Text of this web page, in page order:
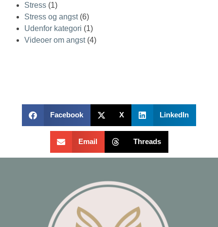
Stress (1)
Stress og angst(6)
Udenfor kategori (1)
Videoer om angst(4)
Facebook X LinkedIn
Email Threads